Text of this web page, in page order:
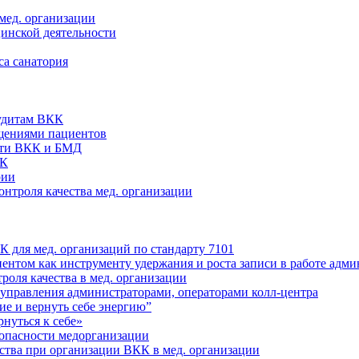
организации
деятельности
санатория
ВКК
пациентов
ВКК и БМД
качества мед. организации
мед. организаций по стандарту 7101
как инструменту удержания и роста записи в работе
качества в мед. организации
администраторами, операторами колл-центра
и вернуть себе энергию”
к себе»
медорганизации
при организации ВКК в мед. организации